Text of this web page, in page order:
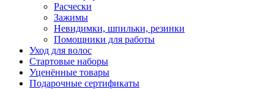
Расчески
Зажимы
Невидимки, шпильки, резинки
Помощники для работы
Уход для волос
Стартовые наборы
Уценённые товары
Подарочные сертификаты